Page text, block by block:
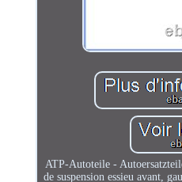
ATP-Autoteile -
de suspension essieu avant,